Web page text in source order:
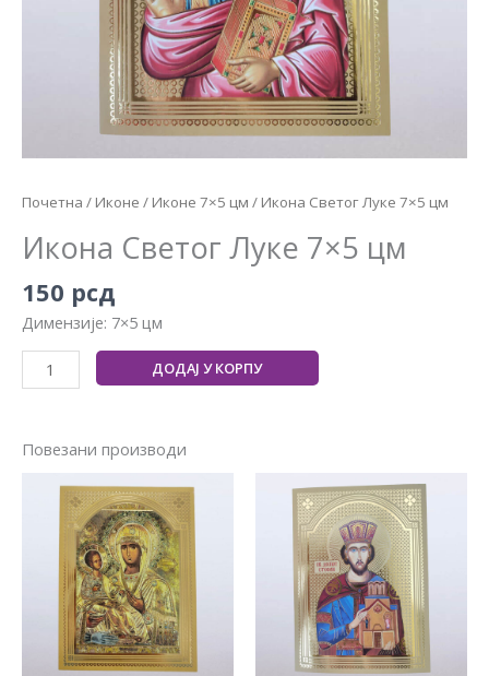
Почетна / Иконе / Иконе 7×5 цм / Икона Светог Луке 7×5 цм
Икона Светог Луке 7×5 цм
150 рсд
Димензије: 7×5 цм
ДОДАЈ У КОРПУ
Повезани производи